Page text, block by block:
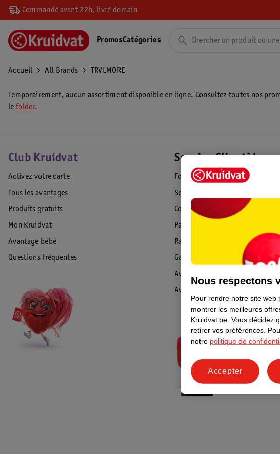
Commandé avant 22h, livré demain
PromosCatégories
Accueil All Brands TRVLMORE
Temporairement, aucun assortiment disponible en ligne. Consultez toutes nos
le folder.
Club Kruidvat
Activez votre carte
Tous les avantages
Produits gratuits
Mon Kruidvat
Avantage bébé
Questions fréquentes
Service Clientèle
Foire aux questions
Service Clientèle
Commande & Livraison
Paiement
Rappel & Retour
Garantie
Avis de sécurité
Avis
Nous respectons
Pour rendre notre site web
montrer les meilleures
Kruidvat.be. Vous décidez
retirer vos préférences.
notre politique de
Accepter